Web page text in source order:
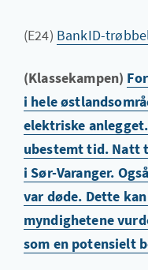
(E24) BankID-
(Klassekampen)
i hele
elektriske
ubestemt tid. Natt
i Sør-Varanger.
var døde. Dette
myndighetene
som en potensielt